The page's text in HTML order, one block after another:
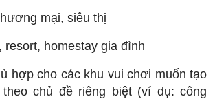
mại, siêu thị
resort, homestay gia đình
hợp cho các khu vui chơi muốn tạo
theo chủ đề riêng biệt (ví dụ: công